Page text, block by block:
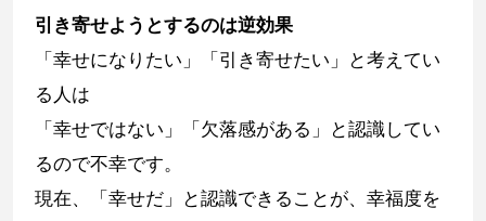
引き寄せようとするのは逆効果
「幸せになりたい」「引き寄せたい」と考えてい
る人は
「幸せではない」「欠落感がある」と認識してい
るので不幸です。
現在、「幸せだ」と認識できることが、幸福度を